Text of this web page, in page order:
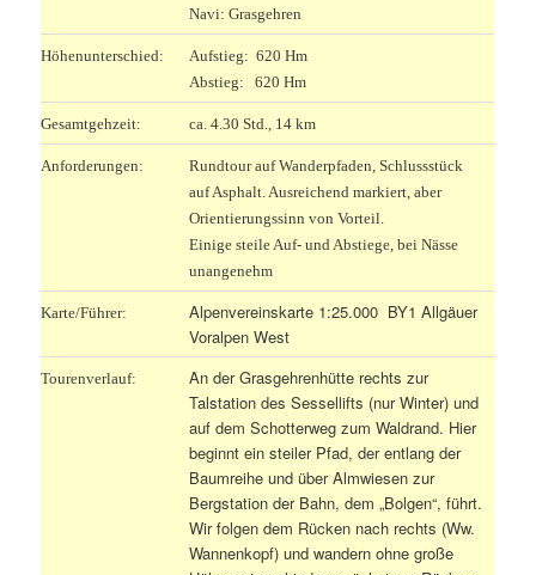
Navi: Grasgehren
Höhenunterschied:
Aufstieg: 620 Hm
Abstieg: 620 Hm
Gesamtgehzeit: ca. 4.30 Std., 14 km
Anforderungen:
Rundtour auf Wanderpfaden, Schlussstück
auf Asphalt. Ausreichend markiert, aber
Orientierungssinn von Vorteil.
Einige steile Auf- und Abstiege, bei Nässe
unangenehm
Karte/Führer:
Alpenvereinskarte 1:25.000 BY1 Allgäuer
Voralpen West
Tourenverlauf:
An der Grasgehrenhütte rechts zur
Talstation des Sessellifts (nur Winter) und
auf dem Schotterweg zum Waldrand. Hier
beginnt ein steiler Pfad, der entlang der
Baumreihe und über Almwiesen zur
Bergstation der Bahn, dem „Bolgen“, führt.
Wir folgen dem Rücken nach rechts (Ww.
Wannenkopf) und wandern ohne große